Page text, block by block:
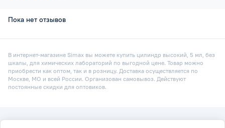
Пока нет отзывов
В интернет-магазине Simax вы можете купить цилиндр высокий, 5 мл, без
шкалы, для химических лабораторий по выгодной цене. Товар можно
приобрести как оптом, так и в розницу. Доставка осуществляется по
Москве, МО и всей России. Организован самовывоз. Действуют
постоянные скидки для оптовиков.